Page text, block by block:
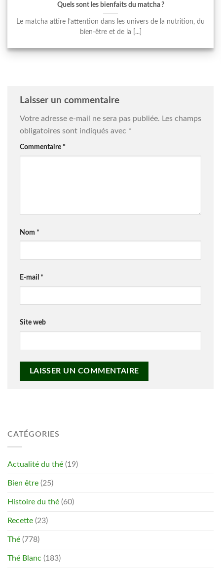
Quels sont les bienfaits du matcha ?
Le matcha attire l’attention dans les univers de la nutrition, du
bien-être et de la [...]
Laisser un commentaire
Votre adresse e-mail ne sera pas publiée. Les champs
obligatoires sont indiqués avec *
Commentaire *
Nom *
E-mail *
Site web
CATÉGORIES
Actualité du thé (19)
Bien être (25)
Histoire du thé (60)
Recette (23)
Thé (778)
Thé Blanc (183)